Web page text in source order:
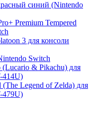
синий (Nintendo
Premium Tempered
3 для консоли
Switch
& Pikachu) для
414U)
Legend of Zelda) для
479U)